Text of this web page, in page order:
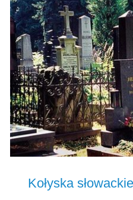
Kołyska